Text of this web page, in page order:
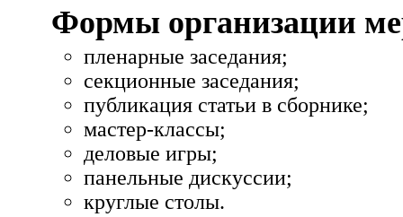
Формы организации
пленарные заседания;
секционные заседания;
публикация статьи в сборнике;
мастер-классы;
деловые игры;
панельные дискуссии;
круглые столы.